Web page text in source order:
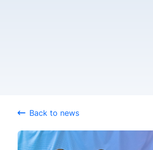
Back to news